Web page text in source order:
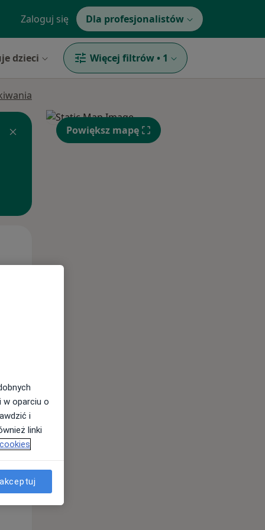
Zaloguj się Dla profesjonalistów
dzieci Więcej filtrów • 1
Czw,
Powiększ mapę
w oparciu o
i
linki